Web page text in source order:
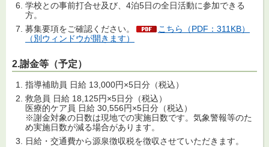
学校との事前打合せ及び、4泊5日の全日活動に参加できる
方。
募集要項をご確認ください。
こちら（PDF：311KB）
（別ウィンドウが開きます）
2.謝金等（予定）
指導補助員 日給 13,000円×5日分（税込）
救急員 日給 18,125円×5日分（税込）
医療的ケア員 日給 30,556円×5日分（税込）
※謝金対象の日数は現地での実施日数です。気象警報等のた
め実施日数が減る場合があります。
日給・交通費から源泉徴収税を徴収させていただきます。